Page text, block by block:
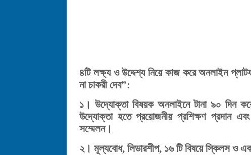
৪টি লক্ষ্য ও উদ্দেশ্য নিয়ে কাজ করে অনলাইন
না চাকরী দেব”:
১। উদ্যোক্তা বিষয়ক অনলাইনে টানা ৯০ দিন করে
উদ্যোক্তা হতে প্রয়োজনীয় প্রশিক্ষণ প্রদান
সম্মেলন।
২। মূল্যবোধ, লিডারশীপ, ১৬ টি বিষয়ে স্কিলস ও